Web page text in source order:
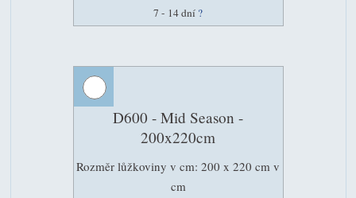
7 - 14 dní ?
D600 - Mid Season -
200x220cm
Rozměr lůžkoviny v cm: 200 x 220 cm v
cm